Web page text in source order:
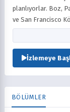
planlıyorlar. Boz,
ve San Francisco
keşfettiklerinde
teknolojik olarak
şey olduğu açık.
(oyuncu
Nom Nom ve
İzlemeye
BÖLÜMLER